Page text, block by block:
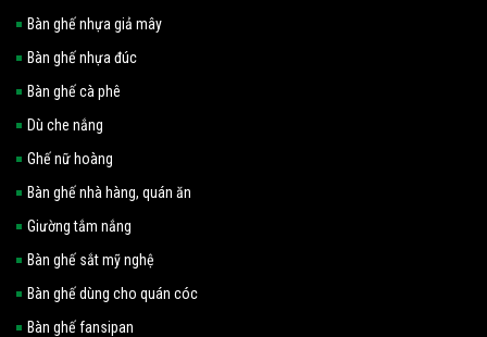
Bàn ghế nhựa giả mây
Bàn ghế nhựa đúc
Bàn ghế cà phê
Dù che nắng
Ghế nữ hoàng
Bàn ghế nhà hàng, quán ăn
Giường tắm nắng
Bàn ghế sắt mỹ nghệ
Bàn ghế dùng cho quán cóc
Bàn ghế fansipan